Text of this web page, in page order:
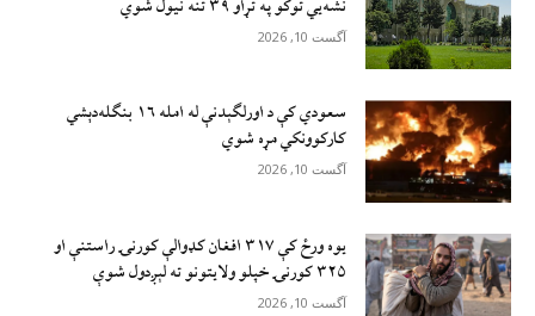
آگست 10, 2026
سعودي کې د اورلګېدنې له امله ۱۶ بنګله‌دېشي
کارکوونکي مړه شوي
آگست 10, 2026
یوه ورځ کې ۳۱۷ افغان کډوالې کورنۍ راستنې او
۳۲۵ کورنۍ خپلو ولایتونو ته لېږدول شوې
آگست 10, 2026